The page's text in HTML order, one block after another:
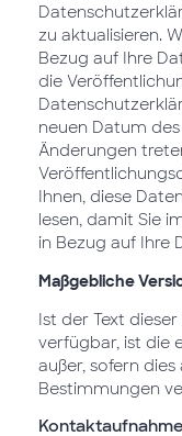
zu aktualisieren.
Bezug auf Ihre
die
neuen Datum
Änderungen
Ihnen, diese
lesen, damit Sie
in Bezug auf Ihre
Maßgebliche
Ist der Text
verfügbar, ist die
außer, sofern
Bestimmungen